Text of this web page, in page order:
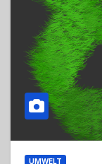
UMWELT